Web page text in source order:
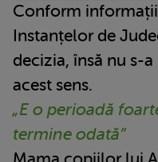
Conform
Instanțelor de
decizia, însă nu s-
acest sens.
„E o perioadă
termine odată”